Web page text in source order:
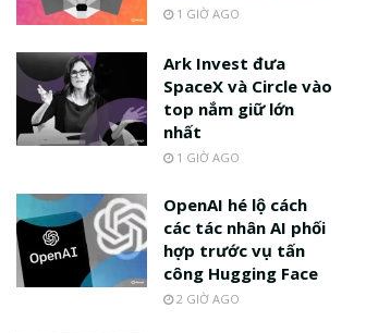
1 GIỜ AGO
Ark Invest đưa
SpaceX và Circle vào
top nắm giữ lớn
nhất
1 GIỜ AGO
OpenAI hé lộ cách
các tác nhân AI phối
hợp trước vụ tấn
công Hugging Face
2 GIỜ AGO